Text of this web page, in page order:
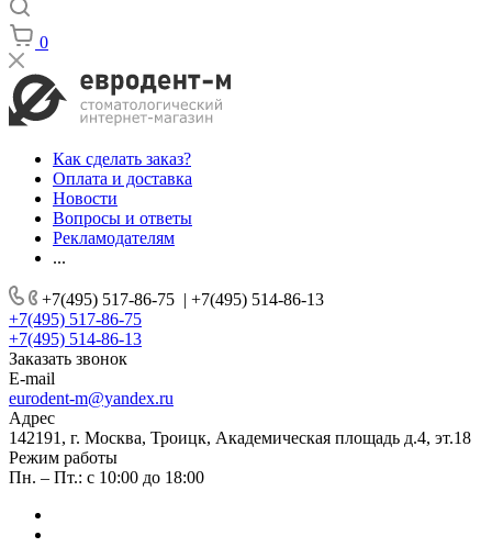
0
Как сделать заказ?
Оплата и доставка
Новости
Вопросы и ответы
Рекламодателям
...
+7(495) 517-86-75 | +7(495) 514-86-13
+7(495) 517-86-75
+7(495) 514-86-13
Заказать звонок
E-mail
eurodent-m@yandex.ru
Адрес
142191, г. Москва, Троицк, Академическая площадь д.4, эт.18
Режим работы
Пн. – Пт.: с 10:00 до 18:00